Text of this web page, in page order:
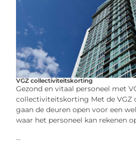
VGZ collectiviteitskorting
Gezond en vitaal personeel met
collectiviteitskorting Met de
gaan de deuren open voor een
waar het personeel kan rekenen
...